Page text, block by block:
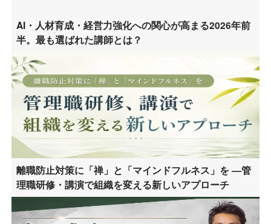
AI・人材育成・経営力強化への関心が高まる2026年前
半。最も選ばれた講師とは？
離職防止対策に「禅」と「マインドフルネス」を ―管
理職研修・講演で組織を変える新しいアプローチ